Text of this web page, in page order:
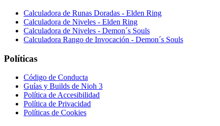
Calculadora de Runas Doradas - Elden Ring
Calculadora de Niveles - Elden Ring
Calculadora de Niveles - Demon´s Souls
Calculadora Rango de Invocación - Demon´s Souls
Políticas
Código de Conducta
Guías y Builds de Nioh 3
Política de Accesibilidad
Política de Privacidad
Políticas de Cookies